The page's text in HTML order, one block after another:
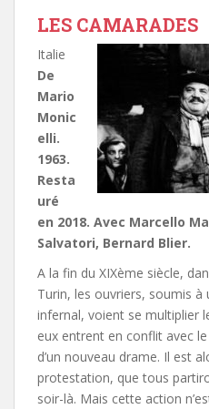
LES CAMARADES
Italie
De
Mario
Monic
elli.
1963.
Resta
uré
en 2018. Avec Marcello
Salvatori, Bernard Blier.
A la fin du XIXème siècle,
Turin, les ouvriers, soumis à
infernal, voient se multiplier
eux entrent en conflit avec
d’un nouveau drame. Il est
protestation, que tous
soir-là. Mais cette action